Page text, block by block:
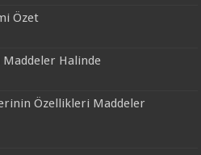
Özet
Halinde
Özellikleri Maddeler